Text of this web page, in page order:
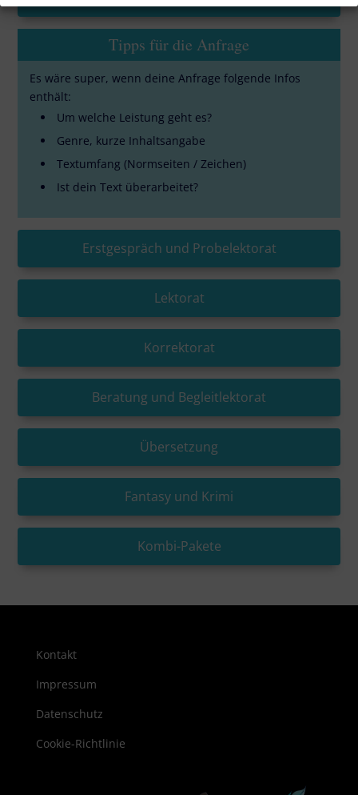
Tipps für die Anfrage
Es wäre super, wenn deine Anfrage folgende Infos
enthält:
Um welche Leistung geht es?
Genre, kurze Inhaltsangabe
Textumfang (Normseiten / Zeichen)
Ist dein Text überarbeitet?
Erstgespräch und Probelektorat
Lektorat
Korrektorat
Beratung und Begleitlektorat
Übersetzung
Fantasy und Krimi
Kombi-Pakete
Kontakt
Impressum
Datenschutz
Cookie-Richtlinie